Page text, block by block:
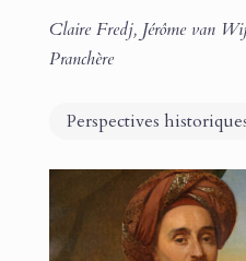
Claire Fredj, Jérôme van
Pranchère
Perspectives